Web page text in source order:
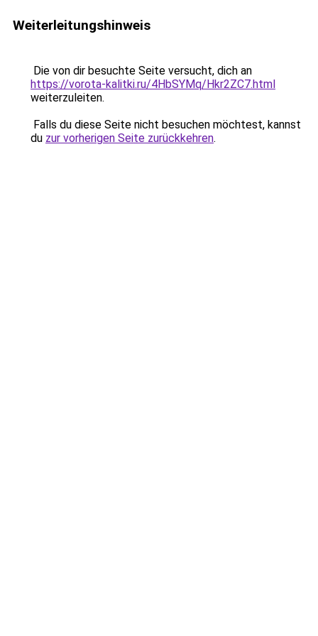
Weiterleitungshinweis
Die von dir besuchte Seite versucht, dich an
https://vorota-kalitki.ru/4HbSYMq/Hkr2ZC7.html
weiterzuleiten.
Falls du diese Seite nicht besuchen möchtest, kannst
du zur vorherigen Seite zurückkehren.